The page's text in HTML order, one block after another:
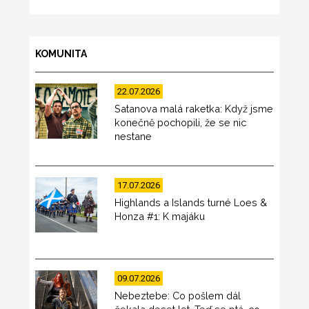
KOMUNITA
22.07.2026
Satanova malá raketka: Když jsme
konečně pochopili, že se nic
nestane
17.07.2026
Highlands a Islands turné Loes &
Honza #1: K majáku
09.07.2026
Nebeztebe: Co pošlem dál